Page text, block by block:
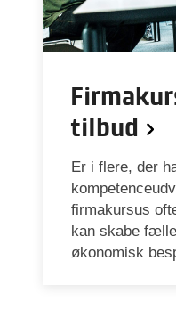
tilbud
Er i flere, der
firmakursus
kan skabe
økonomisk